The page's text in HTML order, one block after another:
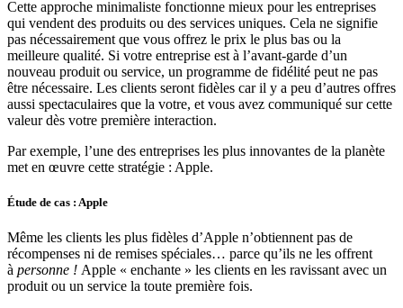
Cette approche minimaliste fonctionne mieux pour les entreprises
qui vendent des produits ou des services uniques. Cela ne signifie
pas nécessairement que vous offrez le prix le plus bas ou la
meilleure qualité. Si votre entreprise est à l’avant-garde d’un
nouveau produit ou service, un programme de fidélité peut ne pas
être nécessaire. Les clients seront fidèles car il y a peu d’autres offres
aussi spectaculaires que la votre, et vous avez communiqué sur cette
valeur dès votre première interaction.
Par exemple, l’une des entreprises les plus innovantes de la planète
met en œuvre cette stratégie : Apple.
Étude de cas : Apple
Même les clients les plus fidèles d’Apple n’obtiennent pas de
récompenses ni de remises spéciales… parce qu’ils ne les offrent
à personne ! Apple « enchante » les clients en les ravissant avec un
produit ou un service la toute première fois.